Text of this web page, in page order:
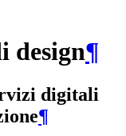
design¶
digitali
¶